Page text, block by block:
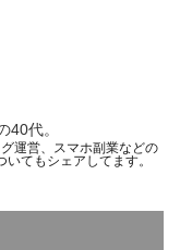
40代。
運営、スマホ副業などの
てもシェアしてます。